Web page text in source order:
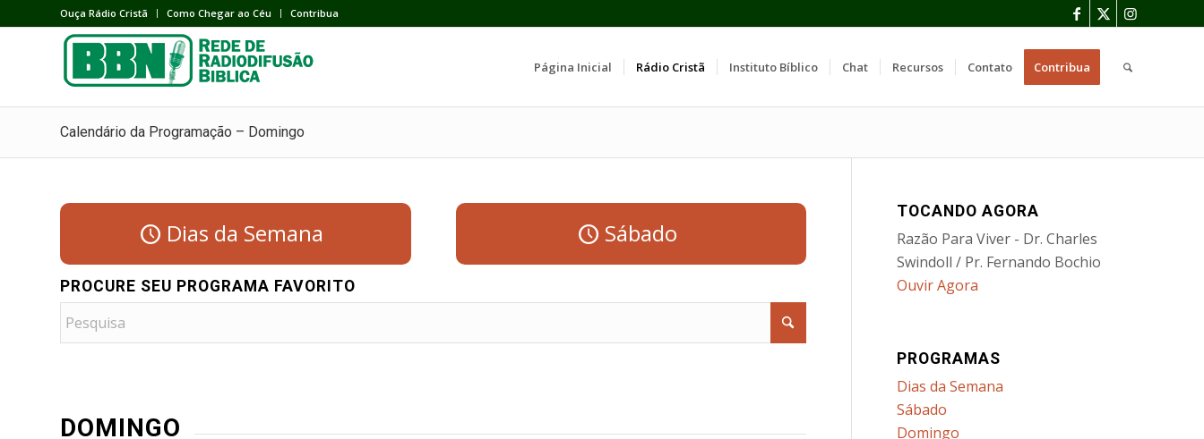
Ouça Rádio Cristã Como Chegar ao Céu Contribua
Página Inicial Rádio Cristã Instituto Bíblico Chat Recursos Contato Contribua
Calendário da Programação – Domingo
Dias da Semana Sábado
PROCURE SEU PROGRAMA FAVORITO
DOMINGO
TOCANDO AGORA
Razão Para Viver - Dr. Charles
Swindoll / Pr. Fernando Bochio
Ouvir Agora
PROGRAMAS
Dias da Semana
Sábado
Domingo